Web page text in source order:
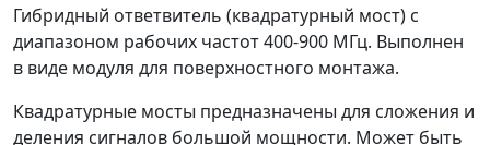
Гибридный ответвитель (квадратурный мост) с
диапазоном рабочих частот 400-900 МГц. Выполнен
в виде модуля для поверхностного монтажа.
Квадратурные мосты предназначены для сложения и
деления сигналов большой мощности. Может быть